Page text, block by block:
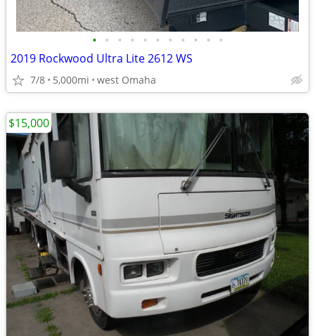
• • • • • • • • • • •
2019 Rockwood Ultra Lite 2612 WS
7/8 5,000mi west Omaha
$15,000